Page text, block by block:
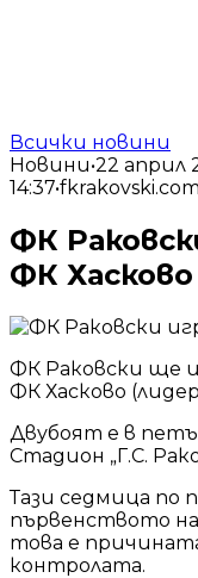
Всички новини
Новини•22 април
14:37•fkrakovski.com
ФК
ФК Хасково
ФК Раковски ще
ФК Хасково
Двубоят е в
Стадион „Г.С.
Тази седмица по
първенството
това е
контролата.